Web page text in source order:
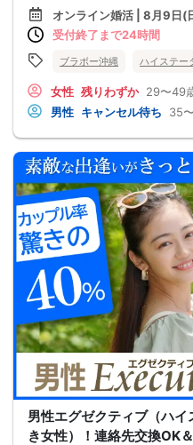
オンライン婚活 | 8月9日(
受付終了まで24時間
ブラボー沖縄 ハイステー
女性 残りわずか 29〜49
男性 キャンセル待ち 35
男性エグゼクティブ（ハ
き女性）！連絡先交換OK